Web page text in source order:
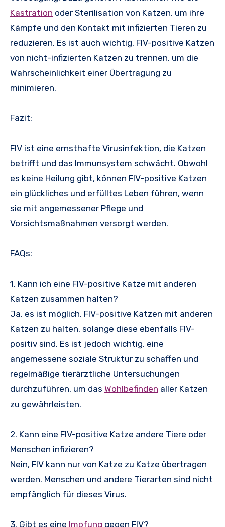
Kastration oder Sterilisation von Katzen, um ihre
Kämpfe und den Kontakt mit infizierten Tieren zu
reduzieren. Es ist auch wichtig, FIV-positive Katzen
von nicht-infizierten Katzen zu trennen, um die
Wahrscheinlichkeit einer Übertragung zu
minimieren.
Fazit:
FIV ist eine ernsthafte Virusinfektion, die Katzen
betrifft und das Immunsystem schwächt. Obwohl
es keine Heilung gibt, können FIV-positive Katzen
ein glückliches und erfülltes Leben führen, wenn
sie mit angemessener Pflege und
Vorsichtsmaßnahmen versorgt werden.
FAQs:
1. Kann ich eine FIV-positive Katze mit anderen
Katzen zusammen halten?
Ja, es ist möglich, FIV-positive Katzen mit anderen
Katzen zu halten, solange diese ebenfalls FIV-
positiv sind. Es ist jedoch wichtig, eine
angemessene soziale Struktur zu schaffen und
regelmäßige tierärztliche Untersuchungen
durchzuführen, um das Wohlbefinden aller Katzen
zu gewährleisten.
2. Kann eine FIV-positive Katze andere Tiere oder
Menschen infizieren?
Nein, FIV kann nur von Katze zu Katze übertragen
werden. Menschen und andere Tierarten sind nicht
empfänglich für dieses Virus.
3. Gibt es eine Impfung gegen FIV?